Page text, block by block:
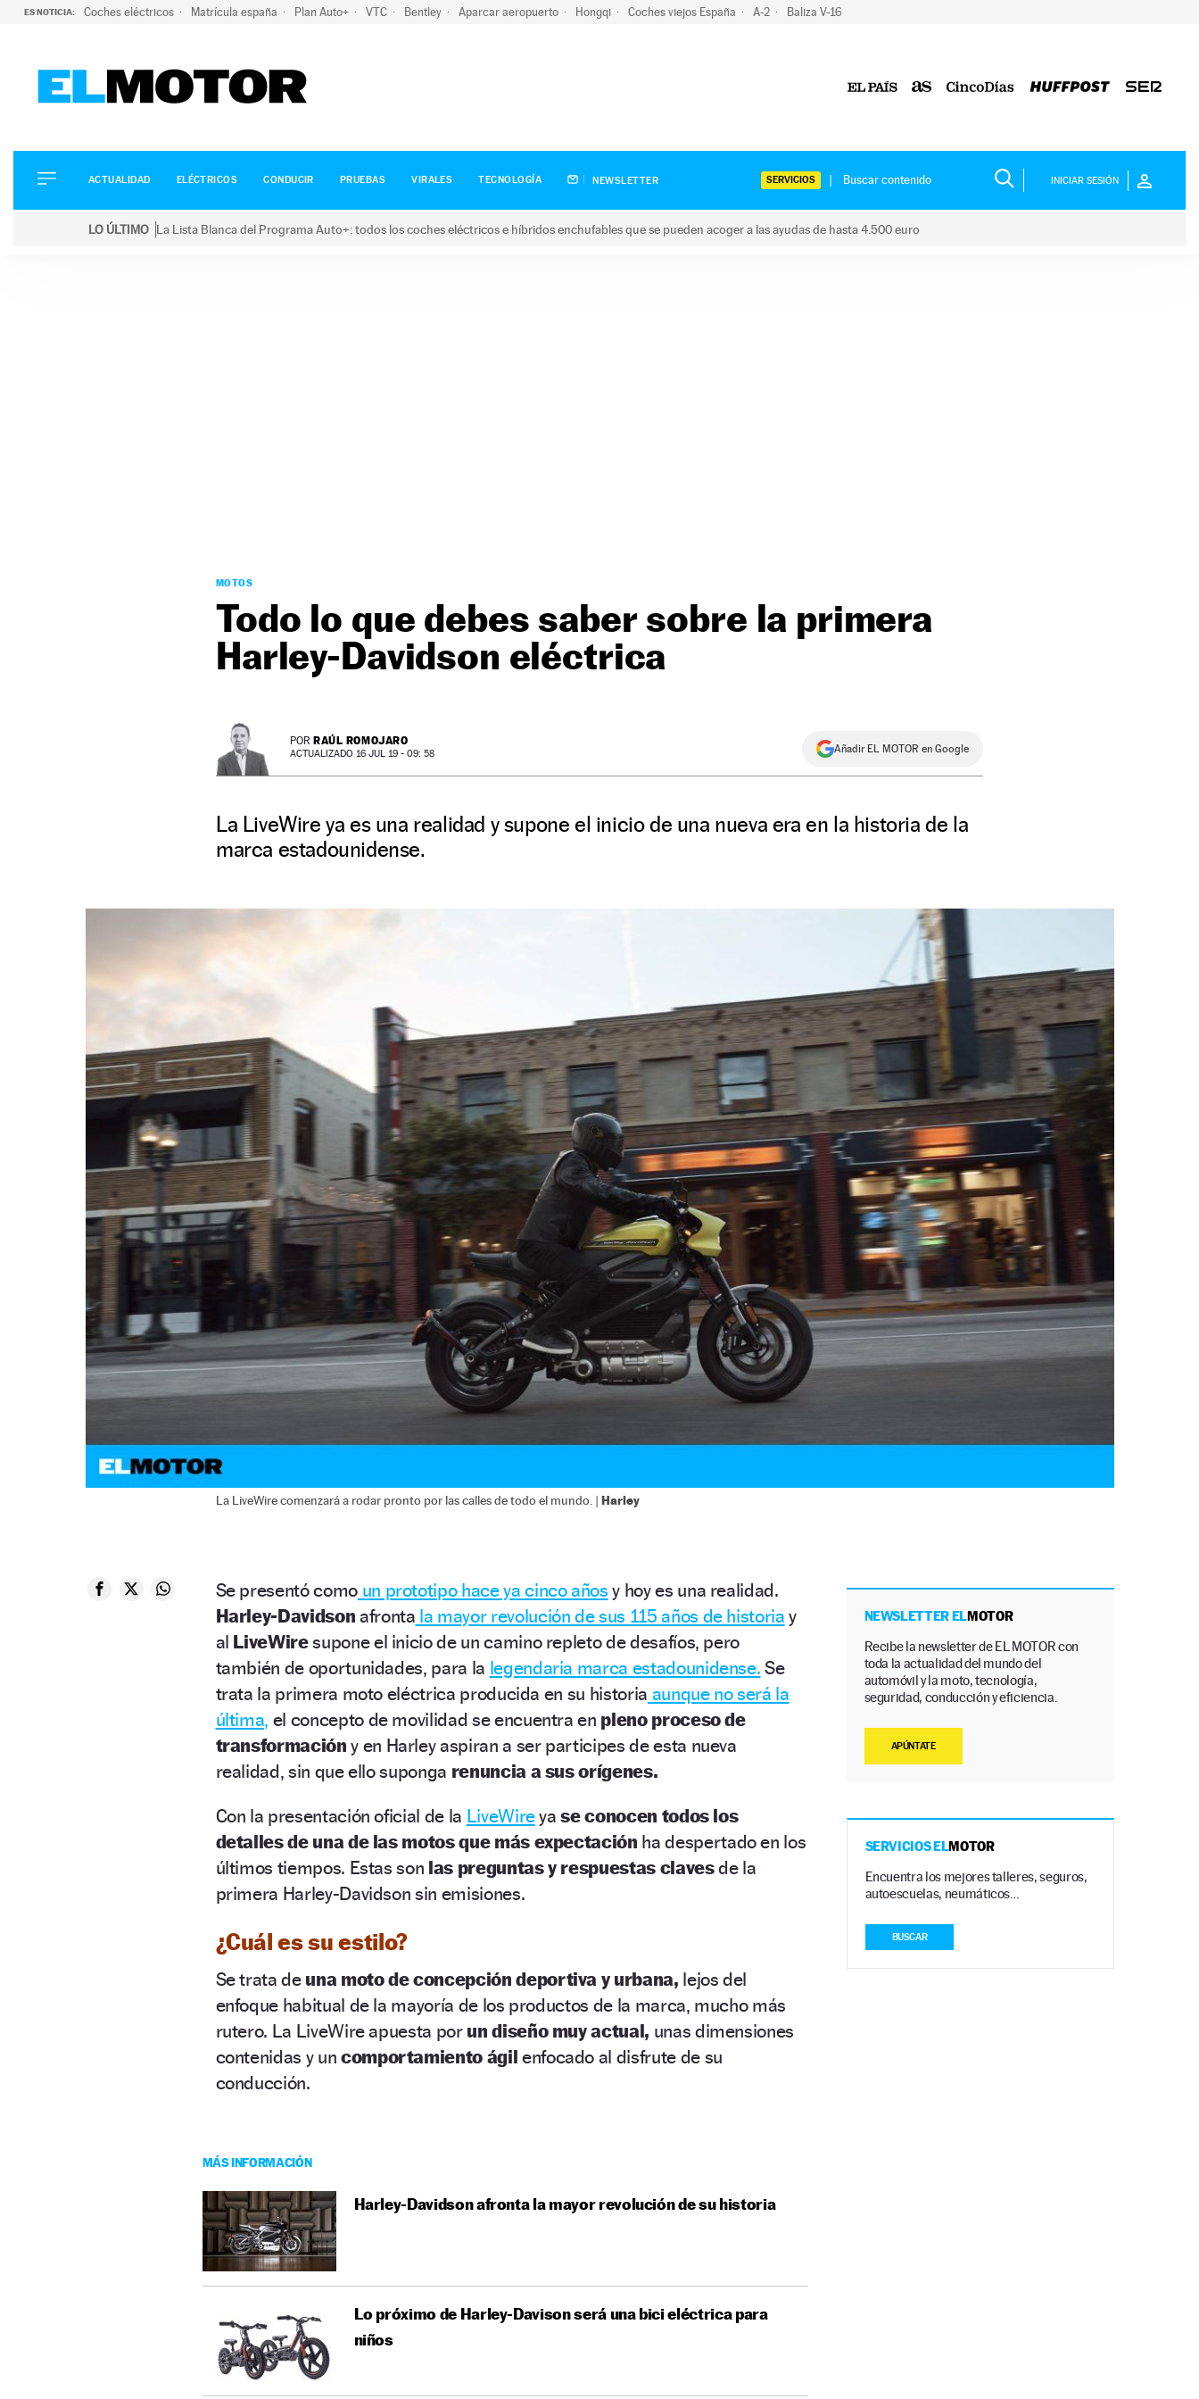
ES NOTICIA: Coches eléctricos Matrícula españa Plan Auto+ VTC Bentley Aparcar aeropuerto Hongqi Coches viejos España A-2 Baliza V-16
ELÉCTRICOS
CONDUCIR
ACTUALIDAD ELÉCTRICOS CONDUCIR PRUEBAS VIRALES TECNOLOGÍA NEWSLETTER SERVICIOS INICIAR SESIÓN
LO ÚLTIMO La Lista Blanca del Programa Auto+: todos los coches eléctricos e híbridos enchufables que se pueden acoger a las ayudas de hasta 4.500 euro
MOTOS
Todo lo que debes saber sobre la primera
Harley-Davidson eléctrica
POR RAÚL ROMOJARO
ACTUALIZADO 16 JUL 19 - 09: 58 Añadir EL MOTOR en Google
La LiveWire ya es una realidad y supone el inicio de una nueva era en la historia de la
marca estadounidense.
La LiveWire comenzará a rodar pronto por las calles de todo el mundo. | Harley
Se presentó comoun prototipo hace ya cinco años y hoy es una realidad.
Harley-Davidson afronta la mayor revolución de sus 115 años de historia y
al LiveWiresupone el inicio de un camino repleto de desafíos, pero
también de oportunidades, para la legendaria marca estadounidense. Se
trata la primera moto eléctrica producida en su historia aunque no será la
última, el concepto de movilidad se encuentra en pleno proceso de
transformación y en Harley aspiran a ser participes de esta nueva
realidad, sin que ello suponga renuncia a sus orígenes.
Con la presentación oficial de la LiveWireyase conocen todos los
detalles de una de las motos que más expectación ha despertado en los
últimos tiempos. Estas son las preguntas y respuestas clavesde la
primera Harley-Davidson sin emisiones.
¿Cuál es su estilo?
Se trata de una moto de concepción deportiva y urbana, lejos del
enfoque habitual de la mayoría de los productos de la marca, mucho más
rutero. La LiveWire apuesta porun diseño muy actual, unas dimensiones
contenidas y un comportamiento ágil enfocado al disfrute de su
conducción.
MÁS INFORMACIÓN
Harley-Davidson afronta la mayor revolución de su historia
Lo próximo de Harley-Davison será una bici eléctrica para
niños
NEWSLETTER ELMOTOR
Recibe la newsletter de EL MOTOR con
toda la actualidad del mundo del
automóvil y la moto, tecnología,
seguridad, conducción y eficiencia.
APÚNTATE
SERVICIOS ELMOTOR
Encuentra los mejores talleres, seguros,
autoescuelas, neumáticos…
BUSCAR